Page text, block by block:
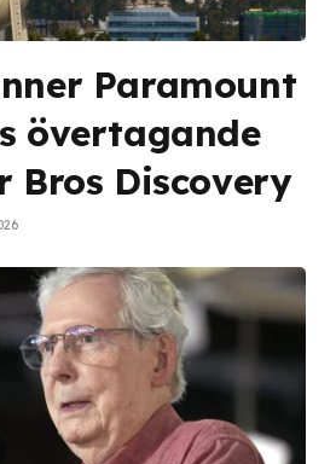
Paramount
övertagande
Bros Discovery